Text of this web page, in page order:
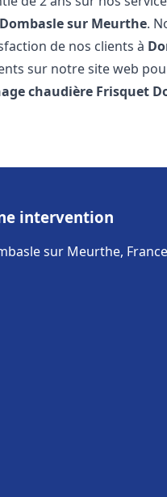
Dombasle sur Meurthe.
de nos clients à
sur notre site web
chaudière Frisquet
intervention
sur Meurthe, France